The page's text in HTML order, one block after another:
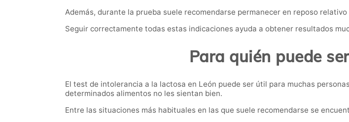
Además, durante la prueba suele recomendarse permanecer en reposo
Seguir correctamente todas estas indicaciones ayuda a obtener resultados
Para quién puede
El test de intolerancia a la lactosa en León puede ser útil para muchas
determinados alimentos no les sientan bien.
Entre las situaciones más habituales en las que suele recomendarse se